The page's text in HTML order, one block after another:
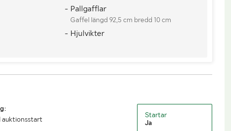
- Pallgafflar
Gaffel längd 92,5 cm bredd 10 cm
- Hjulvikter
Startar
Ja